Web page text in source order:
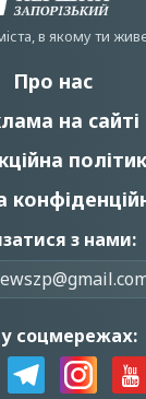
в якому ти
Про нас
на сайті
з нами:
соцмережах: